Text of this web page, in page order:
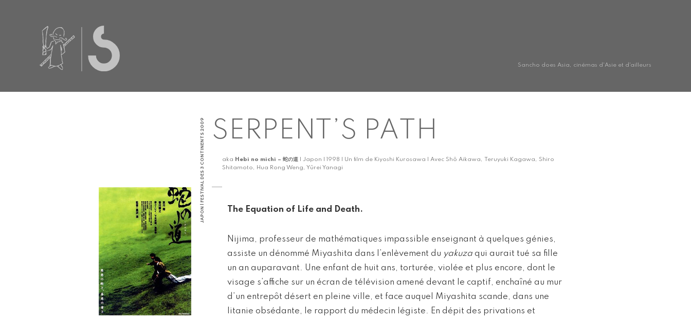
Sancho does Asia, cinémas d'Asie et d'ailleurs
JAPON | FESTIVAL DES 3 CONTINENTS 2009 SERPENT’S PATH
aka Hebi no michi – 蛇の道 | Japon | 1998 | Un film de Kiyoshi Kurosawa | Avec Shô Aikawa, Teruyuki Kagawa, Shiro
Shitamoto, Hua Rong Weng, Yûrei Yanagi
The Equation of Life and Death.
Nijima, professeur de mathématiques impassible enseignant à quelques génies,
assiste un dénommé Miyashita dans l’enlèvement du yakuza qui aurait tué sa fille
un an auparavant. Une enfant de huit ans, torturée, violée et plus encore, dont le
visage s’affiche sur un écran de télévision amené devant le captif, enchaîné au mur
d’un entrepôt désert en pleine ville, et face auquel Miyashita scande, dans une
litanie obsédante, le rapport du médecin légiste. En dépit des privations et